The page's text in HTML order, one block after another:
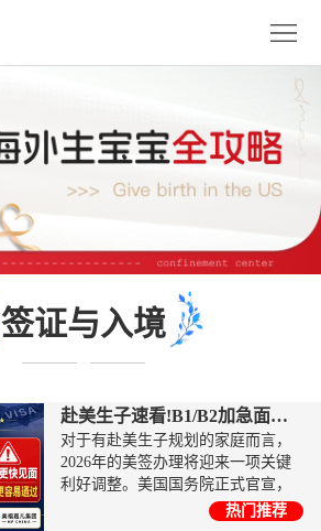
签证与入境
赴美生子速看!B1/B2加急面签新政来了!
对于有赴美生子规划的家庭而言，
2026年的美签办理将迎来一项关键
利好调整。美国国务院正式官宣，
自‌2026年7月1日起‌，面向B1/B2类签
热门推荐